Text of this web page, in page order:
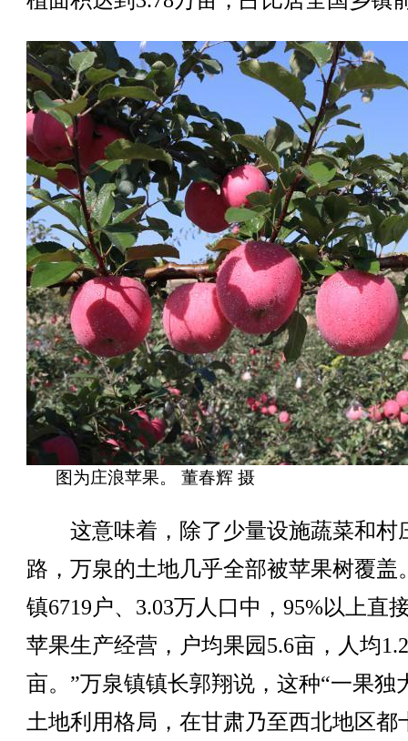
图为庄浪苹果。 董春辉 摄
这意味着，除了少量设施蔬菜和村
路，万泉的土地几乎全部被苹果树覆盖
镇6719户、3.03万人口中，95%以上直
苹果生产经营，户均果园5.6亩，人均1.2
亩。”万泉镇镇长郭翔说，这种“一果独
土地利用格局，在甘肃乃至西北地区都